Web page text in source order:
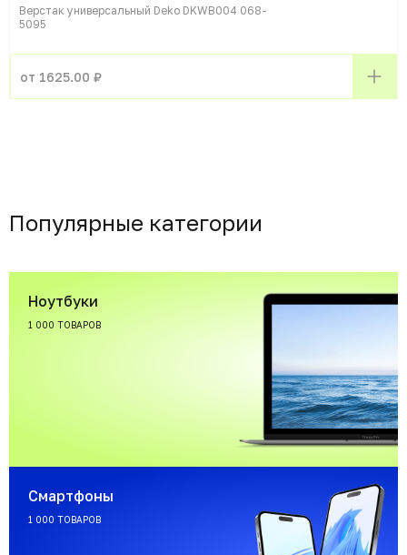
Верстак универсальный Deko DKWB004 068-
5095
от 1625.00 ₽
Популярные категории
Ноутбуки
1 000 ТОВАРОВ
Смартфоны
1 000 ТОВАРОВ